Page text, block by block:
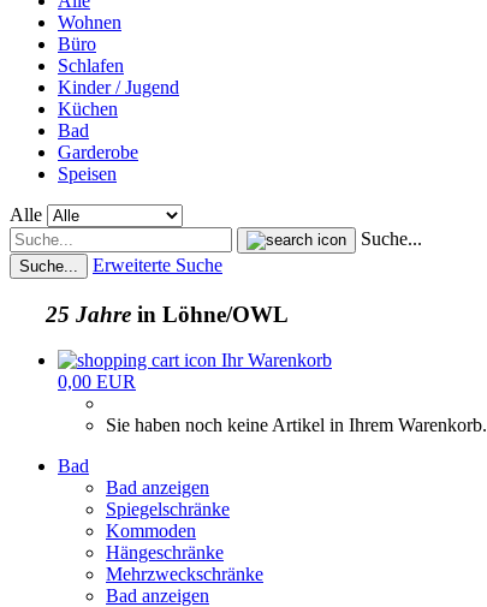
Wohnen
Büro
Schlafen
Kinder / Jugend
Küchen
Bad
Garderobe
Speisen
Alle
Suche...
Suche... Erweiterte Suche
25 Jahre in Löhne/OWL
Ihr Warenkorb
0,00 EUR
Sie haben noch keine Artikel in Ihrem Warenkorb.
Bad
Bad anzeigen
Spiegelschränke
Kommoden
Hängeschränke
Mehrzweckschränke
Bad anzeigen